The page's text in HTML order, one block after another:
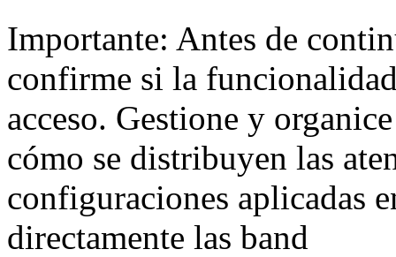
Importante: Antes de
confirme si la
acceso. Gestione y
cómo se distribuyen las
configuraciones aplicadas
directamente las band